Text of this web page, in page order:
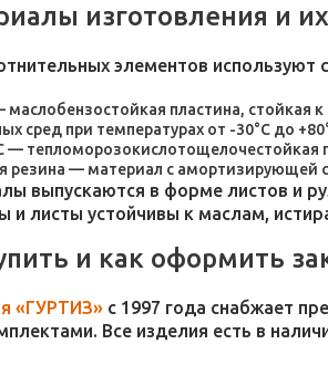
изготовления и
элементов
пластина, стойкая
сред при температурах от -30°C до
тепломорозокислотощелочестойкая
резина — материал с амортизирующей
выпускаются в форме листов и
и листы устойчивы к маслам,
и как оформить
«ГУРТИЗ» с 1997 года снабжает
Все изделия есть в